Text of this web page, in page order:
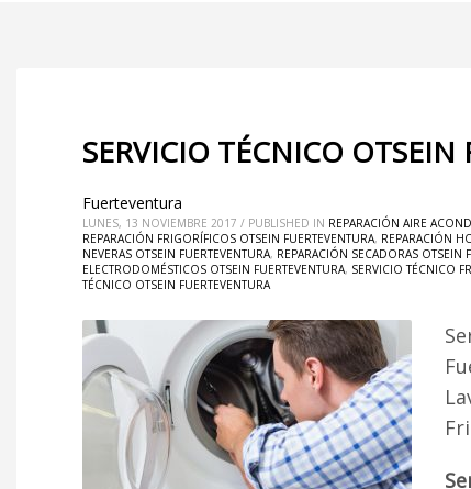
SERVICIO TÉCNICO OTSEIN
Fuerteventura
LUNES, 13 NOVIEMBRE 2017 / PUBLISHED IN REPARACIÓN AIRE
REPARACIÓN FRIGORÍFICOS OTSEIN FUERTEVENTURA, REPARACIÓN
NEVERAS OTSEIN FUERTEVENTURA, REPARACIÓN SECADORAS OTSEIN
ELECTRODOMÉSTICOS OTSEIN FUERTEVENTURA, SERVICIO TÉCNICO
TÉCNICO OTSEIN FUERTEVENTURA